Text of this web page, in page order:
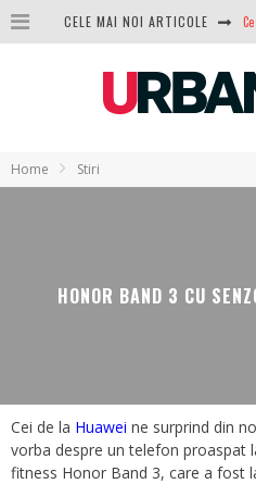
CELE MAI NOI ARTICOLE
Home Stiri
HONOR BAND 3 CU
Cei de la Huawei ne surprind din
vorba despre un telefon proaspat
fitness Honor Band 3, care a fost